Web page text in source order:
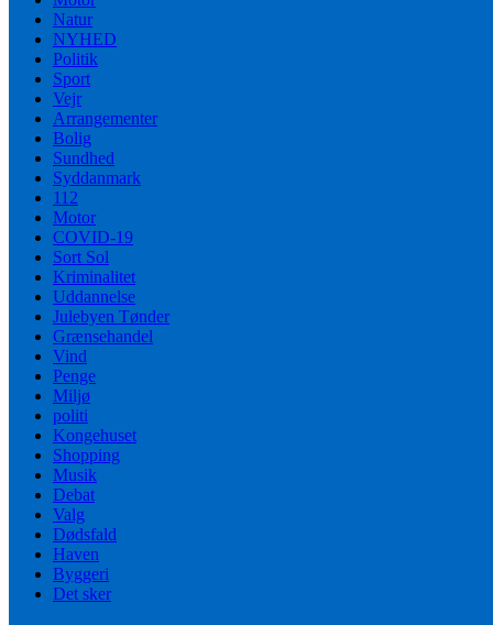
Natur
NYHED
Politik
Sport
Vejr
Arrangementer
Bolig
Sundhed
Syddanmark
112
Motor
COVID-19
Sort Sol
Kriminalitet
Uddannelse
Julebyen Tønder
Grænsehandel
Vind
Penge
Miljø
politi
Kongehuset
Shopping
Musik
Debat
Valg
Dødsfald
Haven
Byggeri
Det sker